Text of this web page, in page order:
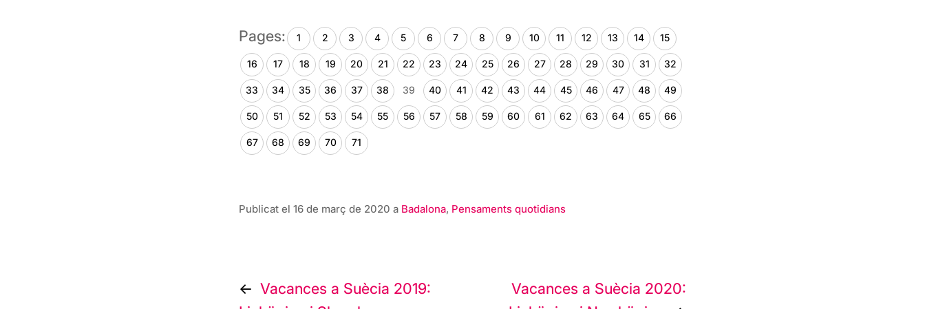
Pages: 1 2 3 4 5 6 7 8 9 10 11 12 13 14 15
16 17 18 19 20 21 22 23 24 25 26 27 28 29 30 31 32
33 34 35 36 37 38 39 40 41 42 43 44 45 46 47 48 49
50 51 52 53 54 55 56 57 58 59 60 61 62 63 64 65 66
67 68 69 70 71
Publicat el 16 de març de 2020 a Badalona, Pensaments quotidians
Navegació
Vacances a Suècia 2019:
Vacances a Suècia 2020: